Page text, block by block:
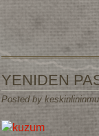
YENIDEN
Posted by